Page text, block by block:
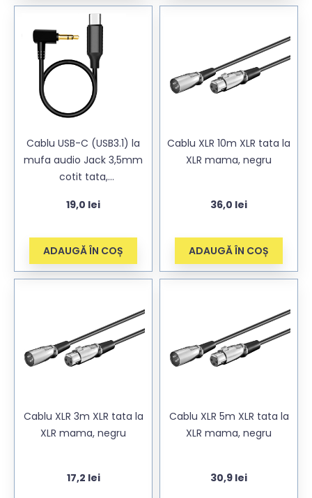
Cablu USB-C (USB3.1) la
mufa audio Jack 3,5mm
cotit tata,
50cm
19,0 lei
ADAUGĂ ÎN COȘ
Cablu XLR 10m XLR tata la
XLR mama, negru
36,0 lei
ADAUGĂ ÎN COȘ
Cablu XLR 3m XLR tata la
XLR mama, negru
17,2 lei
Cablu XLR 5m XLR tata la
XLR mama, negru
30,9 lei